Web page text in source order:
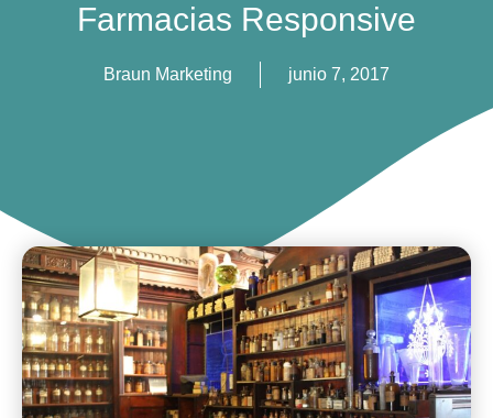
Farmacias Responsive
Braun Marketing junio 7, 2017